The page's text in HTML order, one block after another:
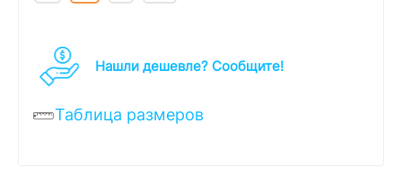
Нашли дешевле? Cообщите!
Таблица размеров